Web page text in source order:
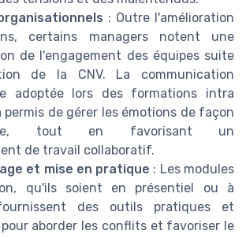
: Outre l'amélioration
certains managers notent une
de l'engagement des équipes suite
de la CNV. La communication
adoptée lors des formations intra
permis de gérer les émotions de façon
tout en favorisant un
de travail collaboratif.
et mise en pratique : Les modules
qu'ils soient en présentiel ou à
des outils pratiques et
pour aborder les conflits et favoriser le